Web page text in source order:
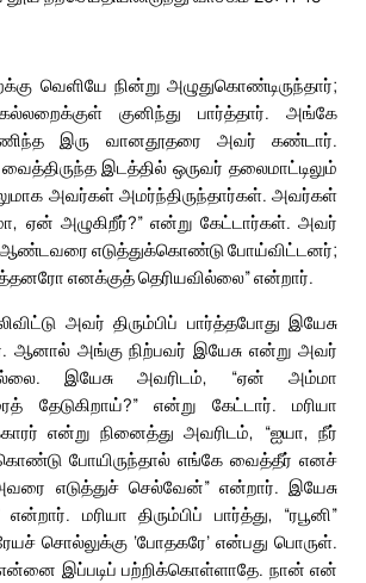
வெளியே நின்று அழுதுகொண்டிருந்தார்;
குனிந்து பார்த்தார். அங்கே
இரு வானதூதரை அவர் கண்டார்.
இடத்தில் ஒருவர் தலைமாட்டிலும்
அவர்கள் அமர்ந்திருந்தார்கள். அவர்கள்
ஏன் அழுகிறீர்?” என்று கேட்டார்கள். அவர்
எடுத்துக்கொண்டு போய்விட்டனர்;
எனக்குத் தெரியவில்லை” என்றார்.
அவர் திரும்பிப் பார்த்தபோது இயேசு
ஆனால் அங்கு நிற்பவர் இயேசு என்று அவர்
இயேசு அவரிடம், “ஏன் அம்மா
தேடுகிறாய்?” என்று கேட்டார். மரியா
என்று நினைத்து அவரிடம், “ஐயா, நீர்
போயிருந்தால் எங்கே வைத்தீர் எனச்
எடுத்துச் செல்வேன்” என்றார். இயேசு
மரியா திரும்பிப் பார்த்து, “ரபூனி”
சொல்லுக்கு ‘போதகரே’ என்பது பொருள்.
இப்படிப் பற்றிக்கொள்ளாதே. நான் என்